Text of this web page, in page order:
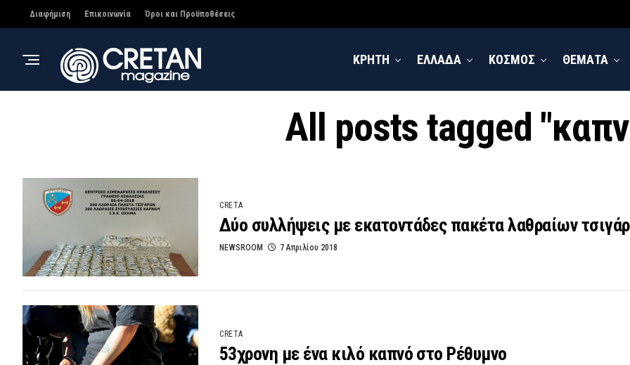
Διαφήμιση Επικοινωνία Όροι και Προϋποθέσεις
ΚΡΗΤΗ ΕΛΛΑΔΑ ΚΟΣΜΟΣ ΘΕΜΑΤΑ
All posts tagged
CRETA
Δύο συλλήψεις με εκατοντάδες πακέτα λαθραίων
NEWSROOM 7 Απριλίου 2018
CRETA
53χρονη με ένα κιλό καπνό στο Ρέθυμνο